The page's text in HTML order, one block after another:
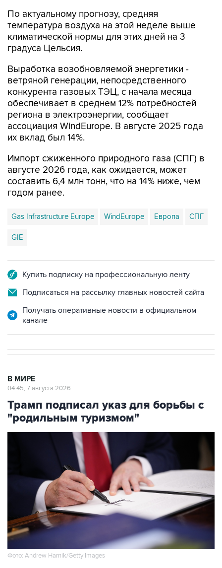
По актуальному прогнозу, средняя
температура воздуха на этой неделе выше
климатической нормы для этих дней на 3
градуса Цельсия.
Выработка возобновляемой энергетики -
ветряной генерации, непосредственного
конкурента газовых ТЭЦ, с начала месяца
обеспечивает в среднем 12% потребностей
региона в электроэнергии, сообщает
ассоциация WindEurope. В августе 2025 года
их вклад был 14%.
Импорт сжиженного природного газа (СПГ) в
августе 2026 года, как ожидается, может
составить 6,4 млн тонн, что на 14% ниже, чем
годом ранее.
Gas Infrastructure Europe WindEurope Европа СПГ
GIE
Купить подписку на профессиональную ленту
Подписаться на рассылку главных новостей сайта
Получать оперативные новости в официальном
канале
В МИРЕ
04:45, 7 августа 2026
Трамп подписал указ для борьбы с
"родильным туризмом"
Фото: Andrew Harnik/Getty Images